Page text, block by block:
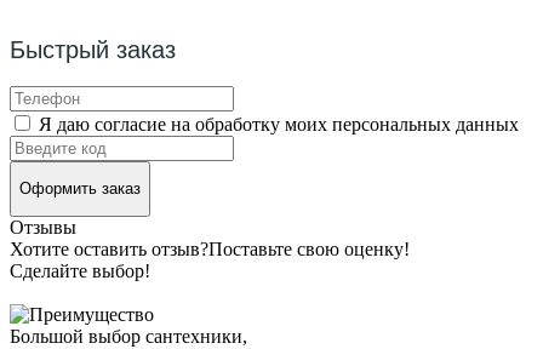
Быстрый заказ
Я даю согласие на обработку моих персональных данных
Оформить заказ
Отзывы
Хотите оставить отзыв?Поставьте свою оценку!
Сделайте выбор!
Большой выбор сантехники,